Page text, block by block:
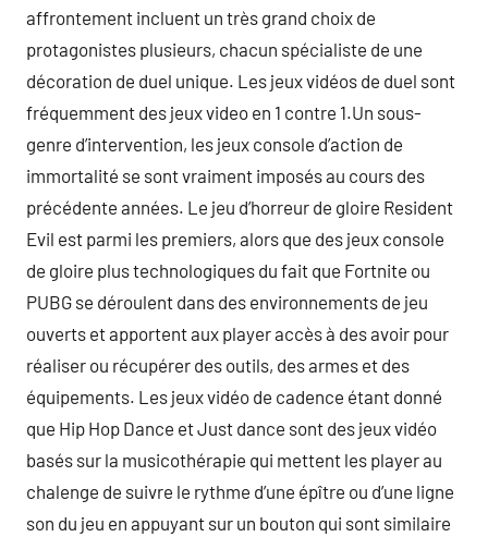
affrontement incluent un très grand choix de
protagonistes plusieurs, chacun spécialiste de une
décoration de duel unique. Les jeux vidéos de duel sont
fréquemment des jeux video en 1 contre 1.Un sous-
genre d’intervention, les jeux console d’action de
immortalité se sont vraiment imposés au cours des
précédente années. Le jeu d’horreur de gloire Resident
Evil est parmi les premiers, alors que des jeux console
de gloire plus technologiques du fait que Fortnite ou
PUBG se déroulent dans des environnements de jeu
ouverts et apportent aux player accès à des avoir pour
réaliser ou récupérer des outils, des armes et des
équipements. Les jeux vidéo de cadence étant donné
que Hip Hop Dance et Just dance sont des jeux vidéo
basés sur la musicothérapie qui mettent les player au
chalenge de suivre le rythme d’une épître ou d’une ligne
son du jeu en appuyant sur un bouton qui sont similaire